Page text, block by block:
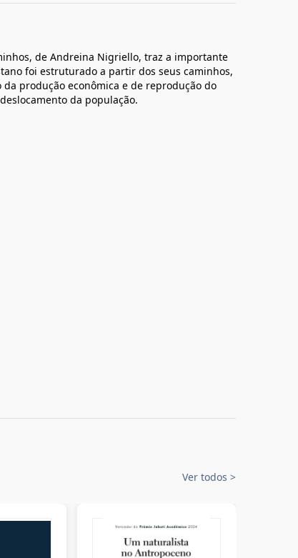
de Andreina Nigriello, traz a importante
foi estruturado a partir dos seus caminhos,
produção econômica e de reprodução do
da população.
Ver todos >